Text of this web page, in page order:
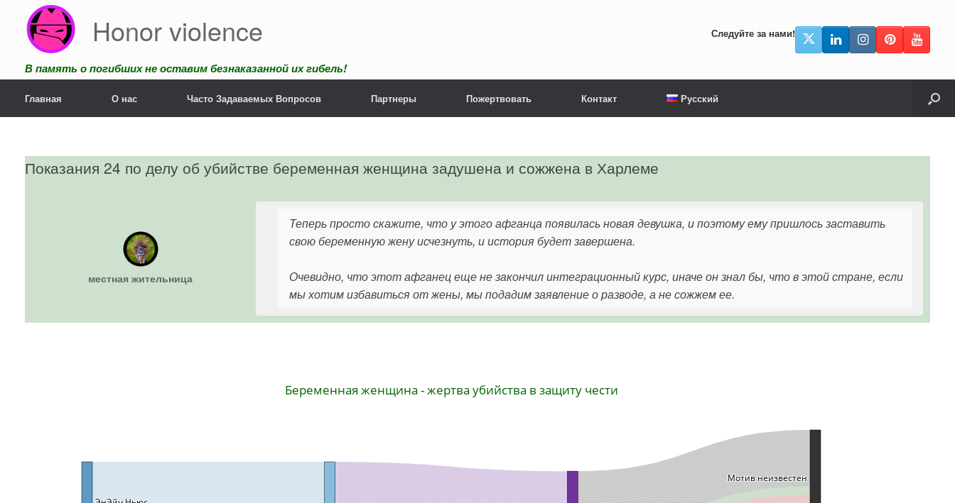
содержанию
Honor violence
В память о погибших не оставим безнаказанной их гибель!
Следуйте за нами!
Главная О нас Часто Задаваемых Вопросов Партнеры Пожертвовать Контакт Русский
Показания 24 по делу об убийстве беременная женщина задушена и сожжена в Харлеме
местная жительница
Теперь просто скажите, что у этого афганца появилась новая девушка, и поэтому ему пришлось заставить
свою беременную жену исчезнуть, и история будет завершена.
Очевидно, что этот афганец еще не закончил интеграционный курс, иначе он знал бы, что в этой стране, если
мы хотим избавиться от жены, мы подадим заявление о разводе, а не сожжем ее.